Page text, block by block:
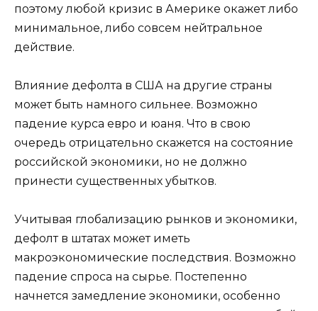
поэтому любой кризис в Америке окажет либо
минимальное, либо совсем нейтральное
действие.
Влияние дефолта в США на другие страны
может быть намного сильнее. Возможно
падение курса евро и юаня. Что в свою
очередь отрицательно скажется на состояние
российской экономики, но не должно
принести существенных убытков.
Учитывая глобализацию рынков и экономики,
дефолт в штатах может иметь
макроэкономические последствия. Возможно
падение спроса на сырье. Постепенно
начнется замедление экономики, особенно